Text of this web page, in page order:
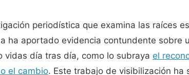
periodística que examina las raíces
ha aportado evidencia contundente sobre
vidas día tras día, como lo subraya el
el cambio. Este trabajo de visibilización ha